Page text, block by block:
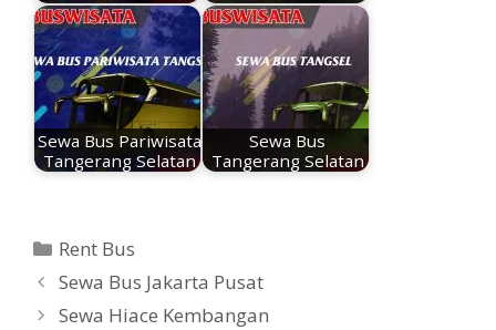
Sewa Bus Pariwisata
Tangerang Selatan
Sewa Bus
Tangerang Selatan
Kategori
Rent Bus
Sewa Bus Jakarta Pusat
Sewa Hiace Kembangan